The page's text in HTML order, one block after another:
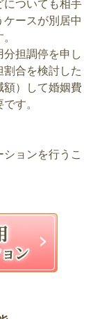
ついても相手
ースが別居中
担調停を申し
合を検討した
額）して婚姻費
す。
ョンを行うこ